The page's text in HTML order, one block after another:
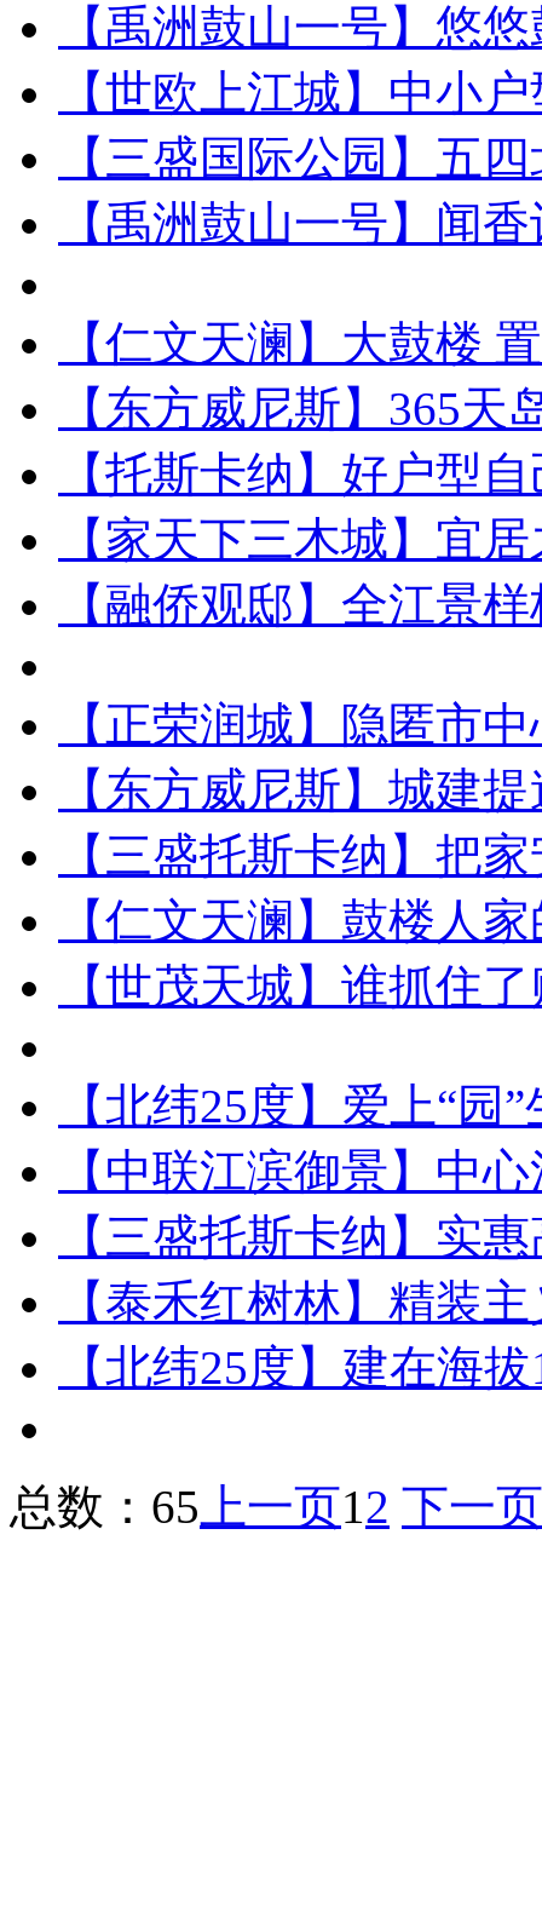
【禹洲鼓山一号】悠
【世欧上江城】中小
【三盛国际公园】五
【禹洲鼓山一号】闻
【仁文天澜】大鼓楼
【东方威尼斯】365天
【托斯卡纳】好户型
【家天下三木城】宜
【融侨观邸】全江景
【正荣润城】隐匿市
【东方威尼斯】城建
【三盛托斯卡纳】把
【仁文天澜】鼓楼人
【世茂天城】谁抓住
【北纬25度】爱上“园
【中联江滨御景】中
【三盛托斯卡纳】实
【泰禾红树林】精装
【北纬25度】建在海
总数：65 上一页12 下一页